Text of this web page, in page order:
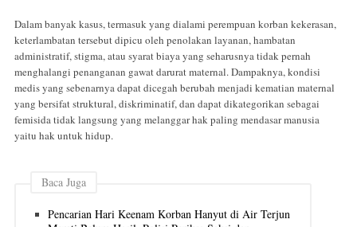
Dalam banyak kasus, termasuk yang dialami perempuan korban kekerasan,
keterlambatan tersebut dipicu oleh penolakan layanan, hambatan
administratif, stigma, atau syarat biaya yang seharusnya tidak pernah
menghalangi penanganan gawat darurat maternal. Dampaknya, kondisi
medis yang sebenarnya dapat dicegah berubah menjadi kematian maternal
yang bersifat struktural, diskriminatif, dan dapat dikategorikan sebagai
femisida tidak langsung yang melanggar hak paling mendasar manusia
yaitu hak untuk hidup.
Baca Juga
Pencarian Hari Keenam Korban Hanyut di Air Terjun